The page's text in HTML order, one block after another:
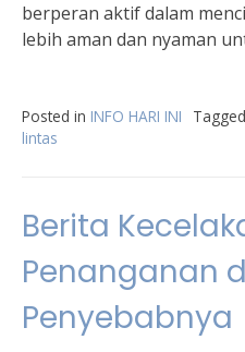
berperan aktif dalam
lebih aman dan nyaman
Posted in INFO HARI INI Tagged
lintas
Berita
Penanganan
Penyebabnya